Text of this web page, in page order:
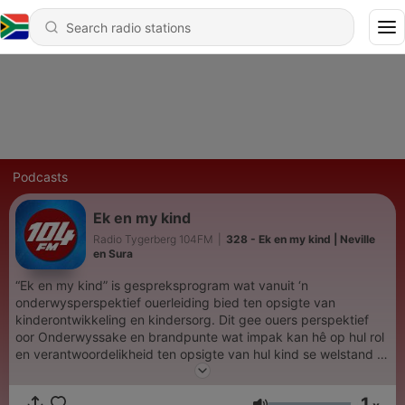
Podcasts
Ek en my kind
Radio Tygerberg 104FM
328 - Ek en my kind | Neville
en Sura
“Ek en my kind” is gespreksprogram wat vanuit ‘n
onderwysperspektief ouerleiding bied ten opsigte van
kinderontwikkeling en kindersorg. Dit gee ouers perspektief
oor Onderwyssake en brandpunte wat impak kan hê op hul rol
en verantwoordelikheid ten opsigte van hul kind se welstand in
die klaskamer en op die speelgrond. Sake binne openbare